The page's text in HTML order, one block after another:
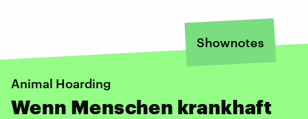
Shownotes
Animal Hoarding
Wenn Menschen krankhaft